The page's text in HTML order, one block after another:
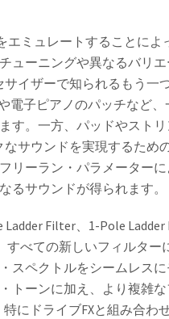
エミュレートすることによ
ューニングや異なるバリ
イザーで知られるもう一
電子ピアノのパッチなど、
す。一方、パッドやスト
サウンドを実現するため
リーラン・パラメーター
るサウンドが得られます。
Filter、1-Pole Ladder
すべての新しいフィルター
スペクトルをシームレス
トーンに加え、より複雑
にドライブFXと組み合わ